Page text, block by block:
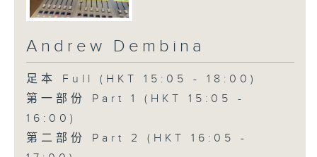
Andrew Dembina
足本 Full (HKT 15:05 - 18:00)
第一部份 Part 1 (HKT 15:05 -
16:00)
第二部份 Part 2 (HKT 16:05 -